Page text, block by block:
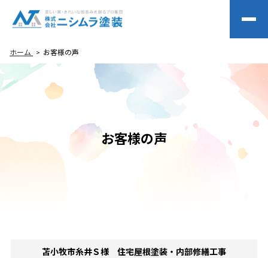
ホーム お客様の声
お客様の声
苫小牧市糸井Ｓ様 住宅屋根塗装・内部修繕工事